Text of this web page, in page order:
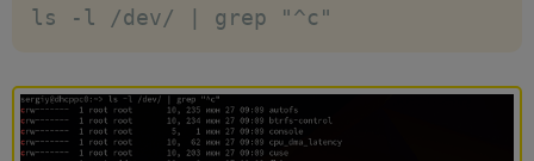
ls -l /dev/ | grep "^c"